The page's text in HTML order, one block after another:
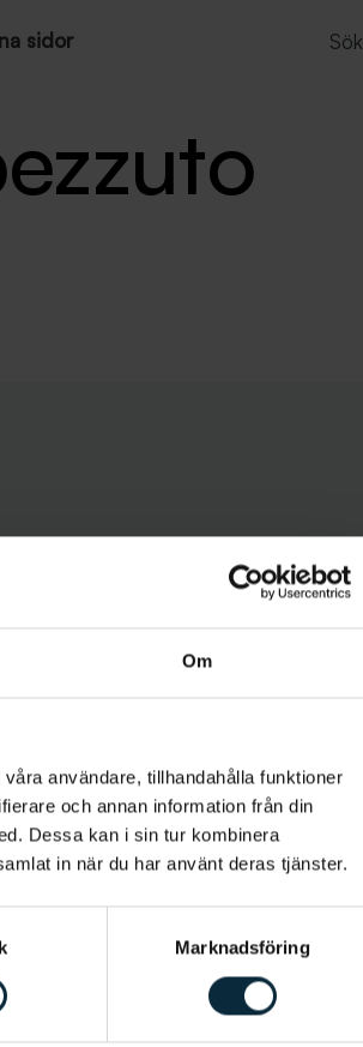
Om
användare, tillhandahålla funktioner
och annan information från din
Dessa kan i sin tur kombinera
in när du har använt deras tjänster.
Marknadsföring
sidor Sök